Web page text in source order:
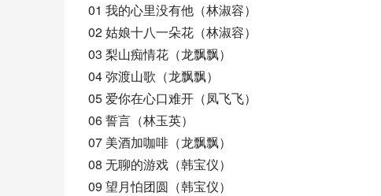
01 我的心里没有他（林淑容）
02 姑娘十八一朵花（林淑容）
03 梨山痴情花（龙飘飘）
04 弥渡山歌（龙飘飘）
05 爱你在心口难开（凤飞飞）
06 誓言（林玉英）
07 美酒加咖啡（龙飘飘）
08 无聊的游戏（韩宝仪）
09 望月怕团圆（韩宝仪）